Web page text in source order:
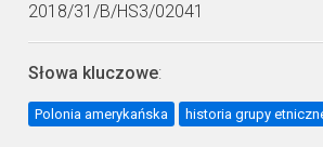
2018/31/B/HS3/02041
Słowa kluczowe:
Polonia amerykańska historia grupy